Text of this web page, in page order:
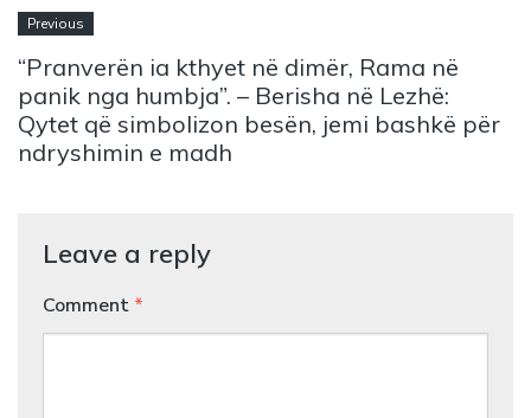
Previous
“Pranverën ia kthyet në dimër, Rama në
panik nga humbja”. – Berisha në Lezhë:
Qytet që simbolizon besën, jemi bashkë për
ndryshimin e madh
Leave a reply
Comment *